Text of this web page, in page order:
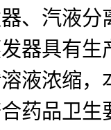
、汽液
器具有
液浓缩
药品卫生